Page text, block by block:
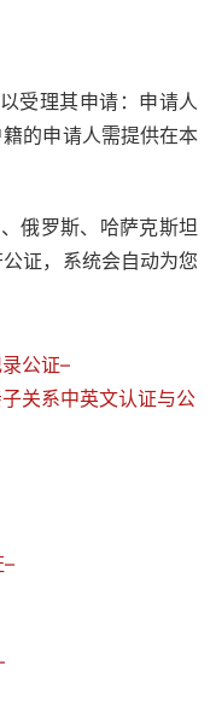
受理其申请：申请人
的申请人需提供在本
俄罗斯、哈萨克斯坦
证，系统会自动为您
公证–
关系中英文认证与公